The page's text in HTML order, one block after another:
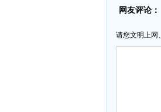
网友评论：
请您文明上网